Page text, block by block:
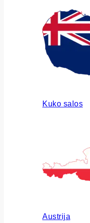
Kuko salos
Austrija